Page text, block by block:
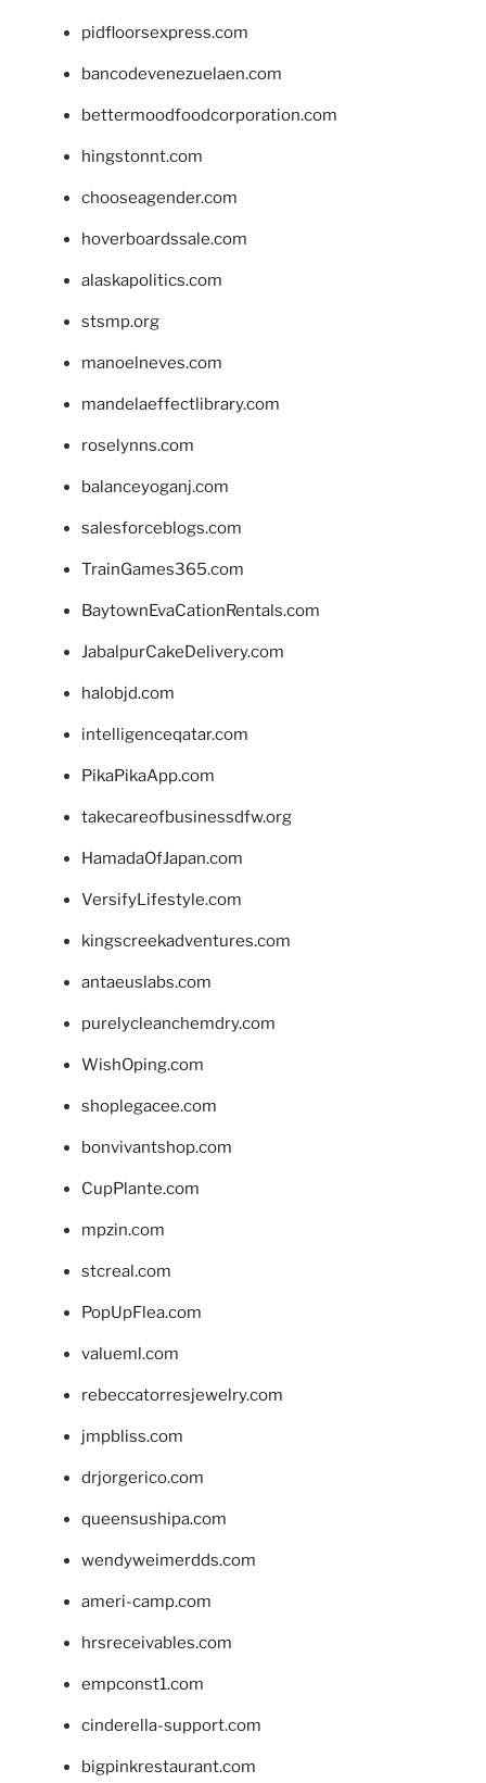
pidfloorsexpress.com
bancodevenezuelaen.com
bettermoodfoodcorporation.com
hingstonnt.com
chooseagender.com
hoverboardssale.com
alaskapolitics.com
stsmp.org
manoelneves.com
mandelaeffectlibrary.com
roselynns.com
balanceyoganj.com
salesforceblogs.com
TrainGames365.com
BaytownEvaCationRentals.com
JabalpurCakeDelivery.com
halobjd.com
intelligenceqatar.com
PikaPikaApp.com
takecareofbusinessdfw.org
HamadaOfJapan.com
VersifyLifestyle.com
kingscreekadventures.com
antaeuslabs.com
purelycleanchemdry.com
WishOping.com
shoplegacee.com
bonvivantshop.com
CupPlante.com
mpzin.com
stcreal.com
PopUpFlea.com
valueml.com
rebeccatorresjewelry.com
jmpbliss.com
drjorgerico.com
queensushipa.com
wendyweimerdds.com
ameri-camp.com
hrsreceivables.com
empconst1.com
cinderella-support.com
bigpinkrestaurant.com